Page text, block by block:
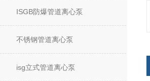
ISGB防爆管道离心泵
不锈钢管道离心泵
isg立式管道离心泵